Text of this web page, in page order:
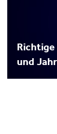
und